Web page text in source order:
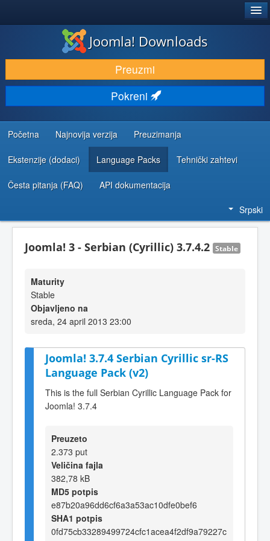
PREUZIMANJE I PROŠIRENJA (EKSTENZIJE)
OTKRIJTE I NAUČITE
ZAJEDNICA I PODRŠKA
RESURSI ZA RAZVOJ
Joomla! Downloads
Preuzmi
Pokreni
Početna Najnovija verzija Preuzimanja
Ekstenzije (dodaci) Language Packs Tehnički zahtevi
Česta pitanja (FAQ) API dokumentacija
Srpski
Joomla! 3 - Serbian (Cyrillic) 3.7.4.2 Stable
Maturity
Stable
Objavljeno na
sreda, 24 april 2013 23:00
Joomla! 3.7.4 Serbian Cyrillic sr-RS
Language Pack (v2)
This is the full Serbian Cyrillic Language Pack for
Joomla! 3.7.4
Preuzeto
2.373 put
Veličina fajla
382,78 kB
MD5 potpis
e87b20a96dd6cf6a3a53ac10dfe0bef6
SHA1 potpis
0fd75cb33289499724cfc1acea4f2df9a79227c